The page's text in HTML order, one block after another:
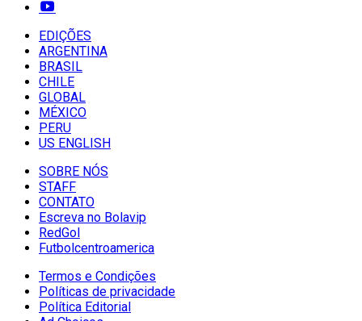
EDIÇÕES
ARGENTINA
BRASIL
CHILE
GLOBAL
MÉXICO
PERU
US ENGLISH
SOBRE NÓS
STAFF
CONTATO
Escreva no Bolavip
RedGol
Futbolcentroamerica
Termos e Condições
Políticas de privacidade
Política Editorial